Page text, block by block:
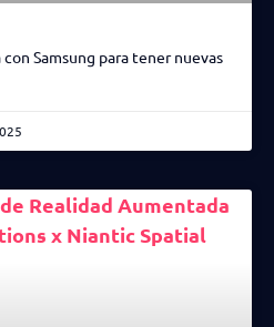
Samsung para tener nuevas